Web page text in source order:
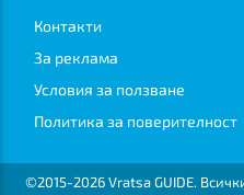
Контакти
За реклама
Условия за ползване
Политика за поверителност
©2015-2026 Vratsa GUIDE.